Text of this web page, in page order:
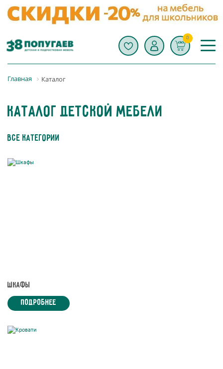
0
Главная Каталог
Каталог детской мебели
Все категории
Шкафы
подробнее